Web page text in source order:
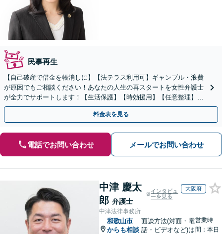
民事再生
【自己破産で借金を帳消しに】【法テラス利用可】ギャンブル・浪費
が原因でもご相談ください！あなたの人生の再スタートを女性弁護士
が全力でサポートします！【生活保護】【時効援用】【任意整理】
【個人再生】
料金表を見る
電話でお問い合わせ メールでお問い合わせ
中津 慶太
郎 弁護士
インタビュ
ーを見る
大阪府
中津法律事務所
和歌山市
からも相談
面談方法(対面・電
話・ビデオなど)は
営業時
間：本日